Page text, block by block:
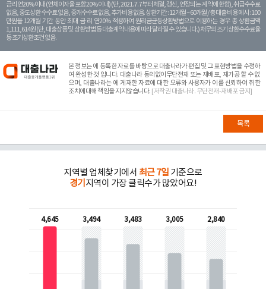
금리 연20% 이내 (연체이자율 포함 20% 이내) (단, 2021. 7. 7부터 체결, 갱신, 연장되는 계 약에 한함), 취급수수료
없음, 중도상환 수수료 없음, 중개수수료 없음, 추가비용 없음. 상환기간 : 12개월 ~ 60개월 / 총 대출 비용 예시 : 100
만원을 12개월 기간 동안 최대 금 리 연20% 적용하여 원리금균등상환방법으로 이용하는 경우 총 상환금액
1,111,614원 (단, 대출상품 및 상환방법 등 대출계약 내용에 따라 달라질 수 있습니다.) 채무의 조기 상환수수료율
등 조기상환조건 없음.
본 정보는에 등록한 자료를 바탕으로 대출나라가 편집 및 그 표현방법을 수정하
여 완성한 것 입니다. 대출나라 동의없이무단전재 또는 재배포, 재가공 할 수 없
으며, 대출나라는 에 게재한 자료에 대한 오류와 사용자가 이를 신뢰하여 취한
조치에대해 책임을 지지않습니다. [저작권 대출나라. 무단전재-재배포 금지]
목록
지역별 업체찾기에서 최근 7일 기준으로
경기 지역이 가장 클릭수가 많았어요!
4,645 3,494 3,483 3,005 2,840